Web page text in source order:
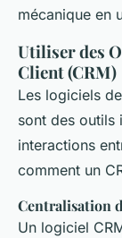
mécanique en
Utiliser des
Client (CRM)
Les logiciels
sont des outils
interactions
comment un
Centralisation
Un logiciel